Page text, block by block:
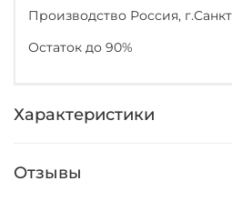
Производство Россия,
Остаток до 90%
Характеристики
Отзывы